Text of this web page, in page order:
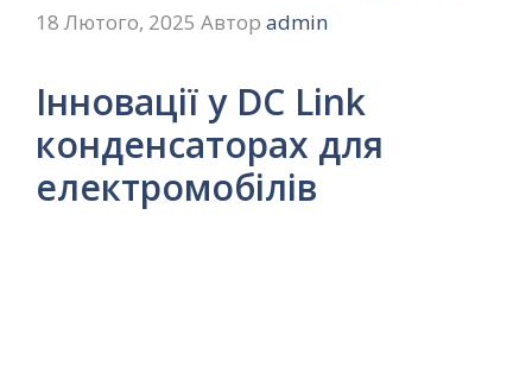
18 Лютого, 2025 Автор admin
Інновації у DC Link
конденсаторах для
електромобілів